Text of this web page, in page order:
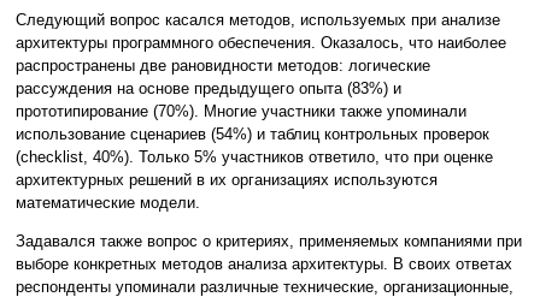
Следующий вопрос касался методов, используемых при анализе
архитектуры программного обеспечения. Оказалось, что наиболее
распространены две рановидности методов: логические
рассуждения на основе предыдущего опыта (83%) и
прототипирование (70%). Многие участники также упоминали
использование сценариев (54%) и таблиц контрольных проверок
(checklist, 40%). Только 5% участников ответило, что при оценке
архитектурных решений в их организациях используются
математические модели.
Задавался также вопрос о критериях, применяемых компаниями при
выборе конкретных методов анализа архитектуры. В своих ответах
респонденты упоминали различные технические, организационные,